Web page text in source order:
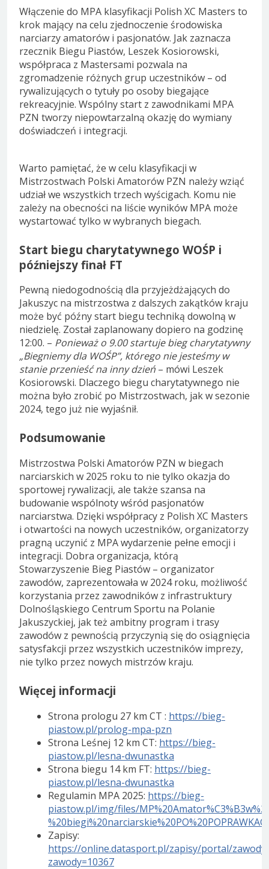
Włączenie do MPA klasyfikacji Polish XC Masters to
krok mający na celu zjednoczenie środowiska
narciarzy amatorów i pasjonatów. Jak zaznacza
rzecznik Biegu Piastów, Leszek Kosiorowski,
współpraca z Mastersami pozwala na
zgromadzenie różnych grup uczestników – od
rywalizujących o tytuły po osoby biegające
rekreacyjnie. Wspólny start z zawodnikami MPA
PZN tworzy niepowtarzalną okazję do wymiany
doświadczeń i integracji.
Warto pamiętać, że w celu klasyfikacji w
Mistrzostwach Polski Amatorów PZN należy wziąć
udział we wszystkich trzech wyścigach. Komu nie
zależy na obecności na liście wyników MPA może
wystartować tylko w wybranych biegach.
Start biegu charytatywnego WOŚP i
późniejszy finał FT
Pewną niedogodnością dla przyjeżdżających do
Jakuszyc na mistrzostwa z dalszych zakątków kraju
może być późny start biegu techniką dowolną w
niedzielę. Został zaplanowany dopiero na godzinę
12:00. – Ponieważ o 9.00 startuje bieg charytatywny
„Biegniemy dla WOŚP”, którego nie jesteśmy w
stanie przenieść na inny dzień – mówi Leszek
Kosiorowski. Dlaczego biegu charytatywnego nie
można było zrobić po Mistrzostwach, jak w sezonie
2024, tego już nie wyjaśnił.
Podsumowanie
Mistrzostwa Polski Amatorów PZN w biegach
narciarskich w 2025 roku to nie tylko okazja do
sportowej rywalizacji, ale także szansa na
budowanie wspólnoty wśród pasjonatów
narciarstwa. Dzięki współpracy z Polish XC Masters
i otwartości na nowych uczestników, organizatorzy
pragną uczynić z MPA wydarzenie pełne emocji i
integracji. Dobra organizacja, którą
Stowarzyszenie Bieg Piastów – organizator
zawodów, zaprezentowała w 2024 roku, możliwość
korzystania przez zawodników z infrastruktury
Dolnośląskiego Centrum Sportu na Polanie
Jakuszyckiej, jak też ambitny program i trasy
zawodów z pewnością przyczynią się do osiągnięcia
satysfakcji przez wszystkich uczestników imprezy,
nie tylko przez nowych mistrzów kraju.
Więcej informacji
Strona prologu 27 km CT : https://bieg-
piastow.pl/prolog-mpa-pzn
Strona Leśnej 12 km CT: https://bieg-
piastow.pl/lesna-dwunastka
Strona biegu 14 km FT: https://bieg-
piastow.pl/lesna-dwunastka
Regulamin MPA 2025: https://bieg-
piastow.pl/img/files/
Zapisy:
https://online.datasport.pl/zapisy/portal/
zawody=10367